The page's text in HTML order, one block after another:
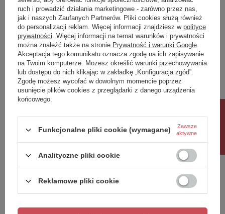
Napisz swoją opinię
Twoja ocena:
5/5
Treść twojej opinii
Dodaj własne zdjęcie produktu:
ruch i prowadzić działania marketingowe - zarówno przez nas,
jak i naszych Zaufanych Partnerów. Pliki cookies służą również
do personalizacji reklam. Więcej informacji znajdziesz w polityce
prywatności . Więcej informacji na temat warunków i prywatności
można znaleźć także na stronie Prywatność i warunki Google
Akceptacja tego komunikatu oznacza zgodę na ich zapisywanie
na Twoim komputerze. Możesz określić warunki przechowywania
lub dostępu do nich klikając w zakładkę „Konfiguracja zgód”.
Zgodę możesz wycofać w dowolnym momencie poprzez
usunięcie plików cookies z przeglądarki z danego urządzenia
końcowego.
Funkcjonalne pliki cookie (wymagane) Zawsze
aktywne
Analityczne pliki cookie
Reklamowe pliki cookie